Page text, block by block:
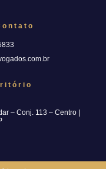
– Conj. 113 – Centro |